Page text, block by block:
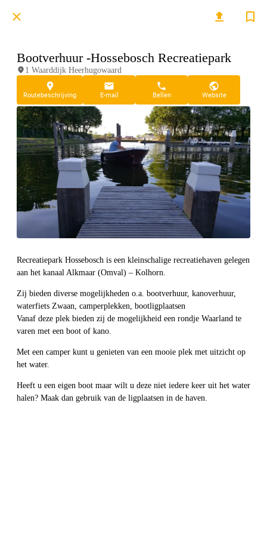
Bootverhuur -Hossebosch Recreatiepark
1 Waarddijk Heerhugowaard
Routebeschrijving E-mail Bellen Website
Recreatiepark Hossebosch is een kleinschalige recreatiehaven gelegen
aan het kanaal Alkmaar (Omval) – Kolhorn.
Zij bieden diverse mogelijkheden o.a. bootverhuur, kanoverhuur,
waterfiets Zwaan, camperplekken, bootligplaatsen
Vanaf deze plek bieden zij de mogelijkheid een rondje Waarland te
varen met een boot of kano.
Met een camper kunt u genieten van een mooie plek met uitzicht op
het water.
Heeft u een eigen boot maar wilt u deze niet iedere keer uit het water
halen? Maak dan gebruik van de ligplaatsen in de haven.